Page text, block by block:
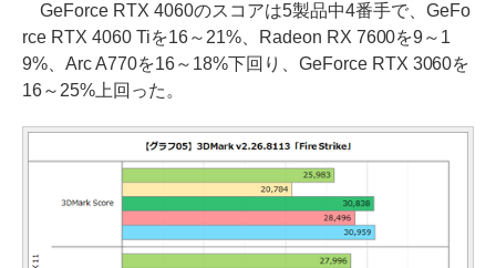
GeForce RTX 4060のスコアは5製品中4番手で、GeFo
rce RTX 4060 Tiを16～21%、Radeon RX 7600を9～1
9%、Arc A770を16～18%下回り、GeForce RTX 3060を
16～25%上回った。